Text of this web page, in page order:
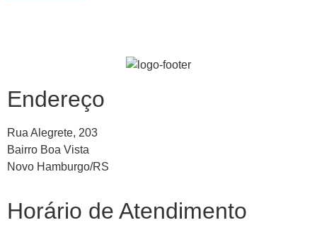
Endereço
Rua Alegrete, 203
Bairro Boa Vista
Novo Hamburgo/RS
Horário de Atendimento